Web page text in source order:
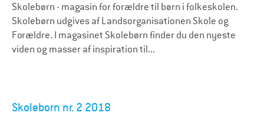
Skolebørn - magasin for forældre til børn i folkeskolen.
Skolebørn udgives af Landsorganisationen Skole og
Forældre. I magasinet Skolebørn finder du den nyeste
viden og masser af inspiration til...
Skolebørn nr. 2 2018